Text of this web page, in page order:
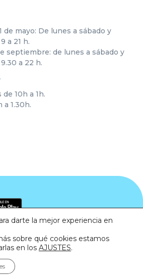
de mayo: De lunes a sábado y
a 21 h.
septiembre: de lunes a sábado y
a 22 h.
10h a 1h.
a 1.30h.
Barnasud 2020
·Política de Cookies
darte la mejor experiencia en
sobre qué cookies estamos
en los AJUSTES.